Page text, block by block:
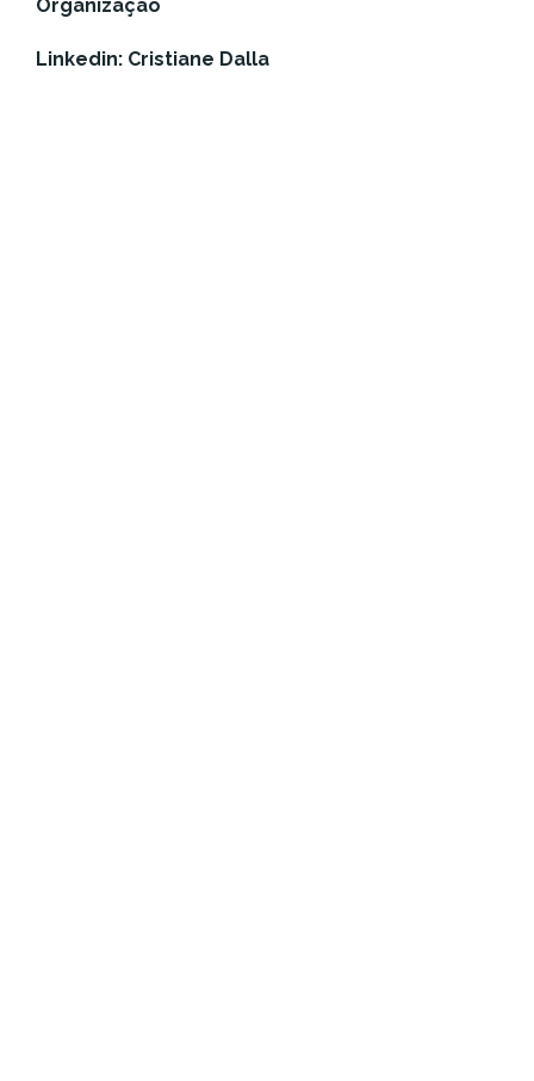
Organização
Linkedin: Cristiane Dalla